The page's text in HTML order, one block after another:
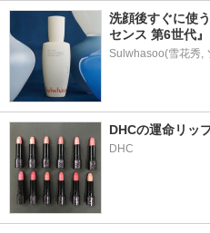
洗顔後すぐに使
センス 第6世代』
DHCの運命リッ
DHC